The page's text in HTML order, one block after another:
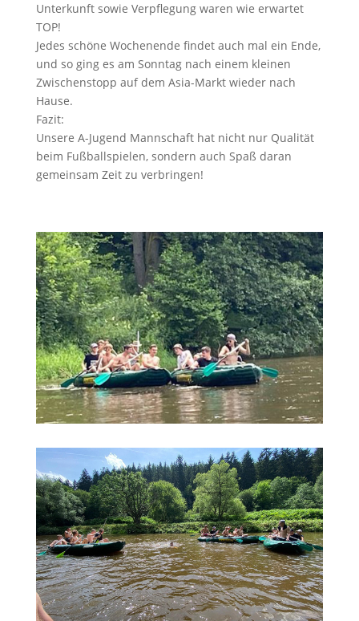
Unterkunft sowie Verpflegung waren wie erwartet
TOP!
Jedes schöne Wochenende findet auch mal ein Ende,
und so ging es am Sonntag nach einem kleinen
Zwischenstopp auf dem Asia-Markt wieder nach
Hause.
Fazit:
Unsere A-Jugend Mannschaft hat nicht nur Qualität
beim Fußballspielen, sondern auch Spaß daran
gemeinsam Zeit zu verbringen!